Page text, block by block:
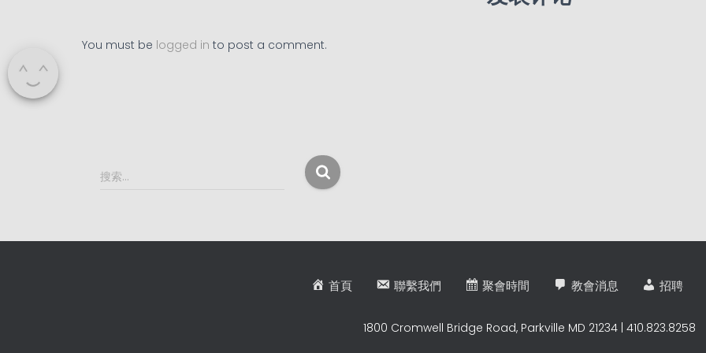
You must be logged in to post a comment.
搜
搜索…
首頁 聯繫我們 聚會時間 教會消息 招聘
1800 Cromwell Bridge Road, Parkville MD 21234 | 410.823.8258